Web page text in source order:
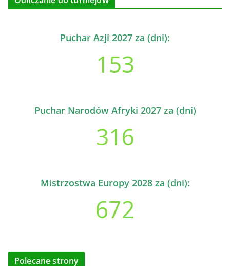
Puchar Azji 2027 za (dni):
153
Puchar Narodów Afryki 2027 za (dni)
316
Mistrzostwa Europy 2028 za (dni):
672
Polecane strony